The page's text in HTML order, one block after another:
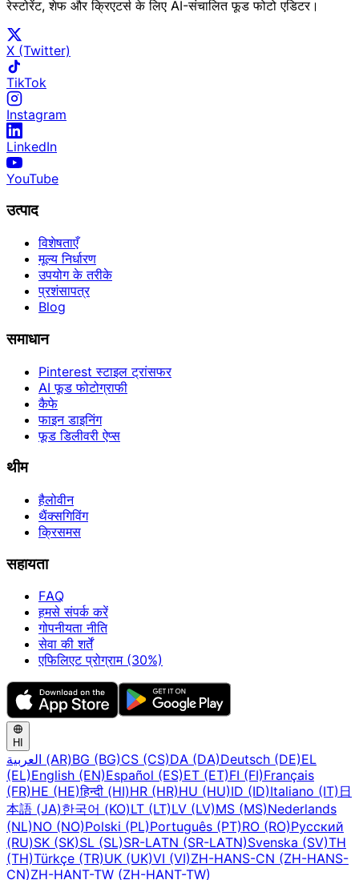
रेस्टोरेंट, शेफ और क्रिएटर्स के लिए AI-संचालित फूड फोटो एडिटर।
X (Twitter)
TikTok
Instagram
LinkedIn
YouTube
उत्पाद
विशेषताएँ
मूल्य निर्धारण
उपयोग के तरीके
प्रशंसापत्र
Blog
समाधान
Pinterest स्टाइल ट्रांसफर
AI फूड फोटोग्राफी
कैफे
फाइन डाइनिंग
फूड डिलीवरी ऐप्स
थीम
हैलोवीन
थैंक्सगिविंग
क्रिसमस
सहायता
FAQ
हमसे संपर्क करें
गोपनीयता नीति
सेवा की शर्तें
एफिलिएट प्रोग्राम (30%)
HI
العربية (AR)BG (BG)CS (CS)DA (DA)Deutsch (DE)EL
(EL)English (EN)Español (ES)ET (ET)FI (FI)Français
(FR)HE (HE)हिन्दी (HI)HR (HR)HU (HU)ID (ID)Italiano (IT) 日
本語 (JA)한국어 (KO)LT (LT)LV (LV)MS (MS)Nederlands
(NL)NO (NO)Polski (PL)Português (PT)RO (RO)Русский
(RU)SK (SK)SL (SL)SR-LATN (SR-LATN)Svenska (SV)TH
(TH)Türkçe (TR)UK (UK)VI (VI)ZH-HANS-CN (ZH-HANS-
CN)ZH-HANT-TW (ZH-HANT-TW)